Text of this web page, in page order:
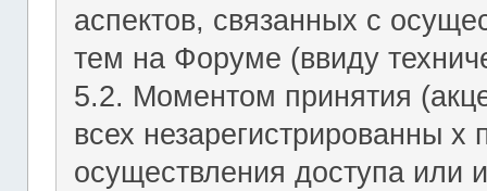
аспектов, связанных с
тем на Форуме (ввиду
5.2. Моментом принятия
всех незарегистрированны х
осуществления доступа